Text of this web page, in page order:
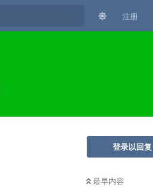
注册
登录以回复
最早内容